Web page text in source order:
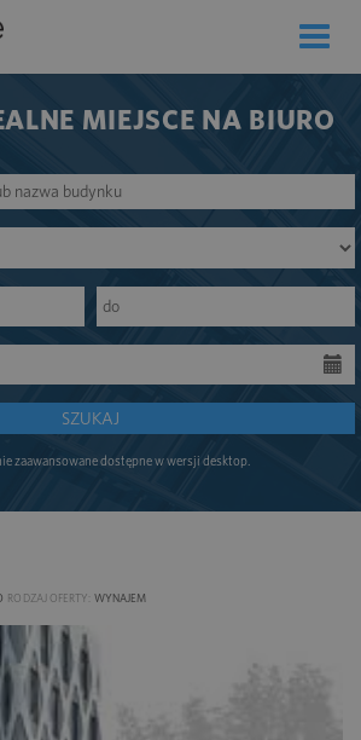
Toggle
MIEJSCE NA BIURO
SZUKAJ
zaawansowane dostępne w wersji desktop.
RODZAJ OFERTY: WYNAJEM